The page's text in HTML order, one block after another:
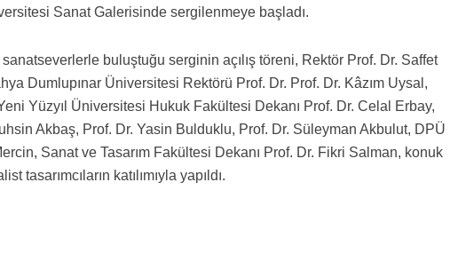
Sanat Galerisinde sergilenmeye başladı.
buluştuğu serginin açılış töreni, Rektör Prof. Dr. Saffet
Dumlupınar Üniversitesi Rektörü Prof. Dr. Prof. Dr. Kâzım Uysal,
Yüzyıl Üniversitesi Hukuk Fakültesi Dekanı Prof. Dr. Celal Erbay,
Akbaş, Prof. Dr. Yasin Bulduklu, Prof. Dr. Süleyman Akbulut, DPÜ
Sanat ve Tasarım Fakültesi Dekanı Prof. Dr. Fikri Salman, konuk
tasarımcıların katılımıyla yapıldı.